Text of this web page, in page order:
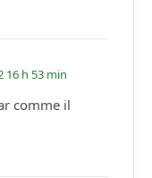
16 h 53 min
comme il